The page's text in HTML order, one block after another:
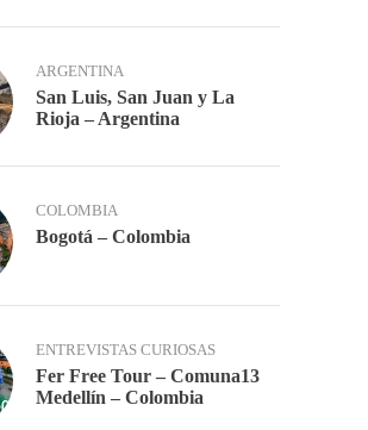
ARGENTINA
San Luis, San Juan y La
Rioja – Argentina
COLOMBIA
Bogotá – Colombia
ENTREVISTAS CURIOSAS
Fer Free Tour – Comuna13
Medellín – Colombia